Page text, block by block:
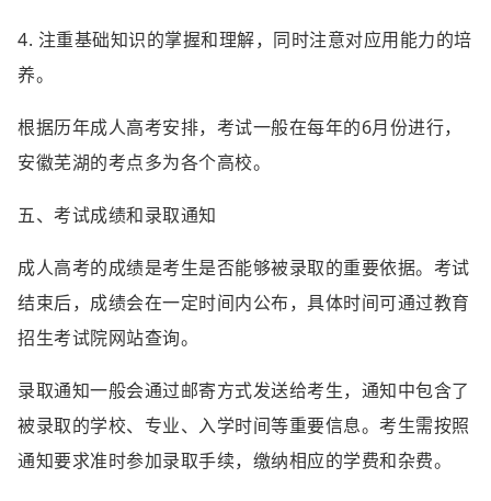
4. 注重基础知识的掌握和理解，同时注意对应用能力的培
养。
根据历年成人高考安排，考试一般在每年的6月份进行，
安徽芜湖的考点多为各个高校。
五、考试成绩和录取通知
成人高考的成绩是考生是否能够被录取的重要依据。考试
结束后，成绩会在一定时间内公布，具体时间可通过教育
招生考试院网站查询。
录取通知一般会通过邮寄方式发送给考生，通知中包含了
被录取的学校、专业、入学时间等重要信息。考生需按照
通知要求准时参加录取手续，缴纳相应的学费和杂费。